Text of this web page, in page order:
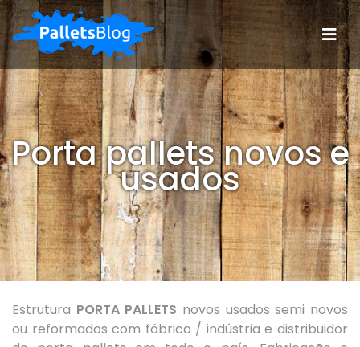
Porta pallets novos e
usados
Estrutura PORTA PALLETS novos usados semi novos
ou reformados com fábrica / indústria e distribuidor